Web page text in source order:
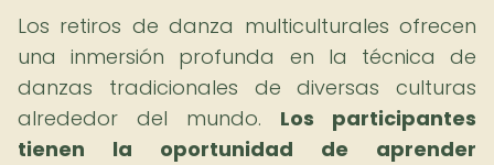
Los retiros de danza multiculturales ofrecen
una inmersión profunda en la técnica de
danzas tradicionales de diversas culturas
alrededor del mundo. Los participantes
tienen la oportunidad de aprender